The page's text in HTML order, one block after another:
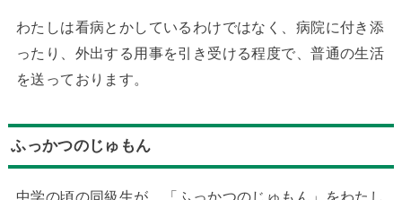
わたしは看病とかしているわけではなく、病院に付き添
ったり、外出する用事を引き受ける程度で、普通の生活
を送っております。
ふっかつのじゅもん
中学の頃の同級生が、「ふっかつのじゅもん」をわたし